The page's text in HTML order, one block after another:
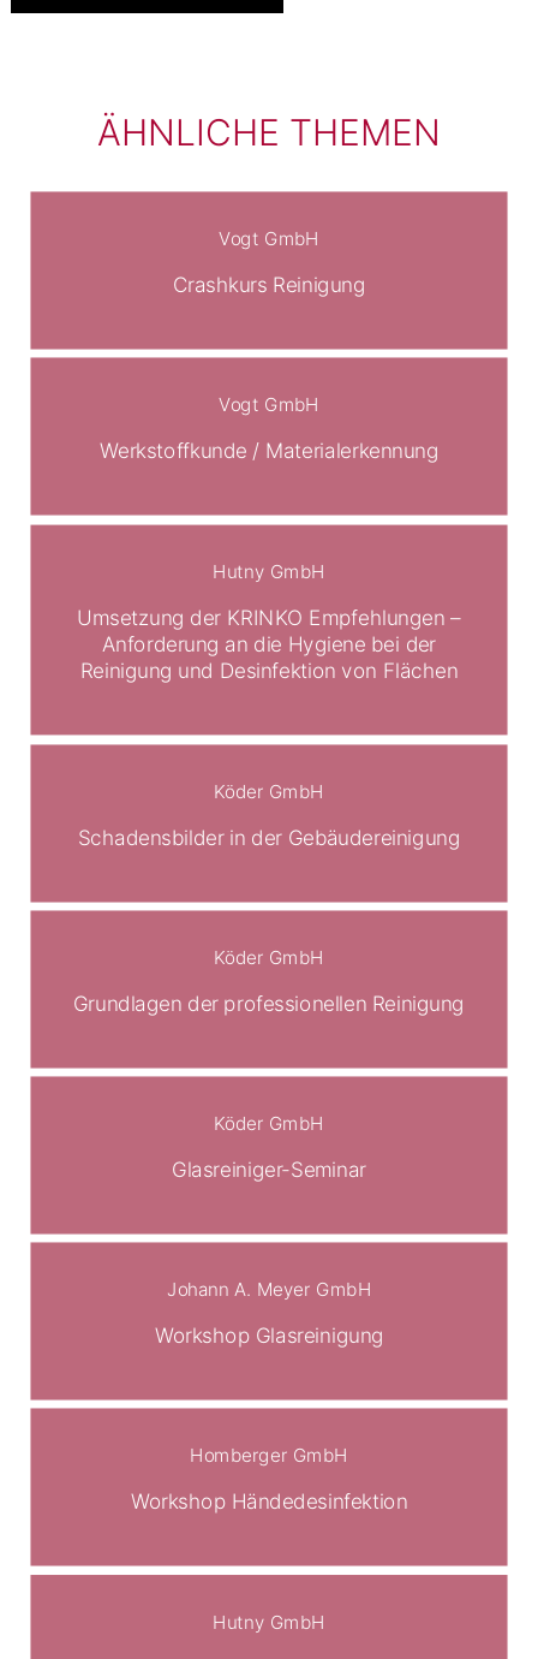
ÄHNLICHE THEMEN
Vogt GmbH
Crashkurs Reinigung
Vogt GmbH
Werkstoffkunde / Materialerkennung
Hutny GmbH
Umsetzung der KRINKO Empfehlungen –
Anforderung an die Hygiene bei der
Reinigung und Desinfektion von Flächen
Köder GmbH
Schadensbilder in der Gebäudereinigung
Köder GmbH
Grundlagen der professionellen Reinigung
Köder GmbH
Glasreiniger-Seminar
Johann A. Meyer GmbH
Workshop Glasreinigung
Homberger GmbH
Workshop Händedesinfektion
Hutny GmbH